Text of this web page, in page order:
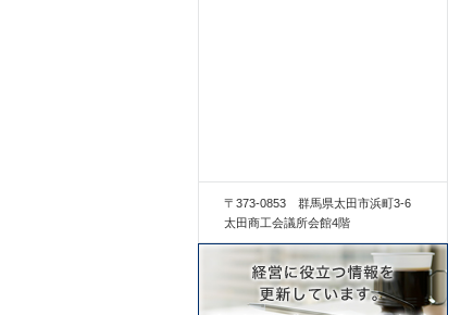
〒373-0853 群馬県太田市浜町3-6
太田商工会議所会館4階